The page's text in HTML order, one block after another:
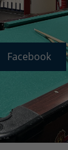
Facebook